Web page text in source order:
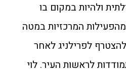
ולהיות במקום בו
המרכזיות במטה
לפרילניג לאחר
לראשות העיר. לוי